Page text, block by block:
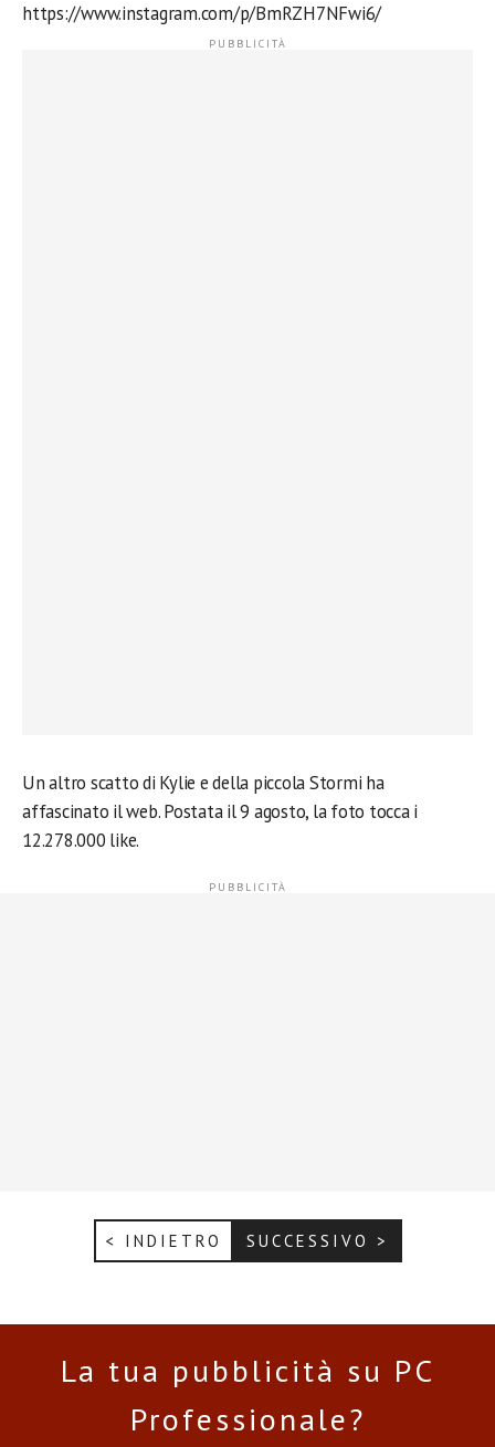
https://www.instagram.com/p/BmRZH7NFwi6/
Un altro scatto di Kylie e della piccola Stormi ha
affascinato il web. Postata il 9 agosto, la foto tocca i
12.278.000 like.
< INDIETRO SUCCESSIVO >
La tua pubblicità su PC
Professionale?